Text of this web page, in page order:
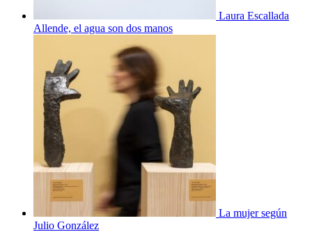
Laura Escallada
Allende, el agua son dos manos
La mujer según
Julio González